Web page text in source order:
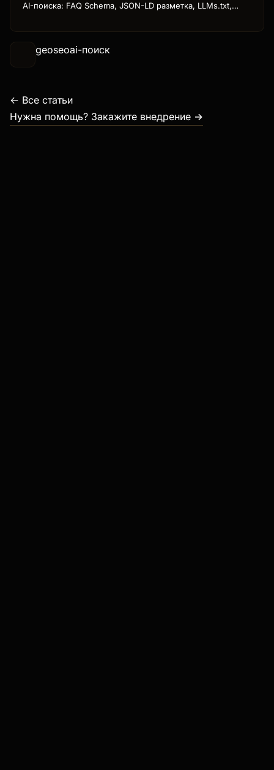
AI-поиска: FAQ Schema, JSON-LD разметка, LLMs.txt,
geoseoai-поиск
← Все статьи
Нужна помощь? Закажите внедрение →